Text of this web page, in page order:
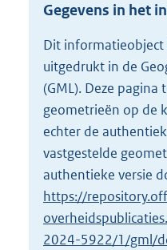
Gegevens in het
Dit informatieobject
uitgedrukt in de
(GML). Deze
geometrieën op de
echter de
vastgestelde
authentieke versie
https://
2024-5922/1/gml/